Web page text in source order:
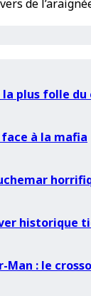
de
la plus folle
face à la mafia
historique
Man : le